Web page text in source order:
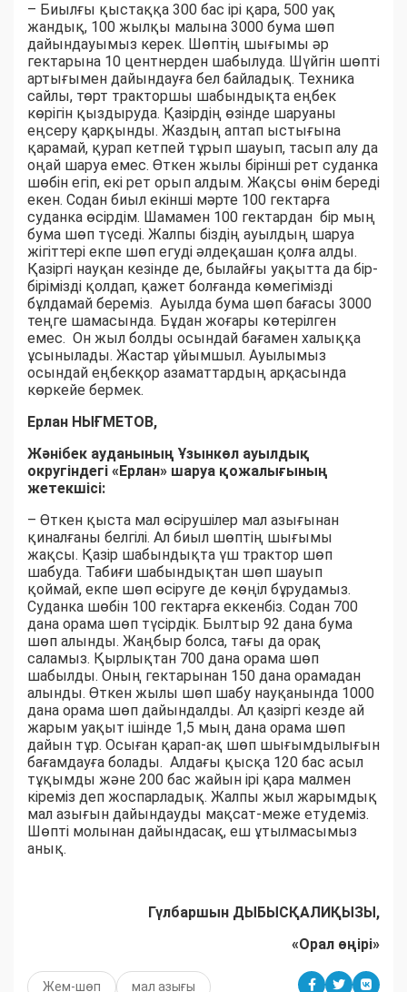
– Биылғы қыстаққа 300 бас ірі қара, 500 уақ
жандық, 100 жылқы малына 3000 бума шөп
дайындауымыз керек. Шөптің шығымы әр
гектарына 10 центнерден шабылуда. Шүйгін шөпті
артығымен дайындауға бел байладық. Техника
сайлы, төрт тракторшы шабындықта еңбек
көрігін қыздыруда. Қазірдің өзінде шаруаны
еңсеру қарқынды. Жаздың аптап ыстығына
қарамай, қурап кетпей тұрып шауып, тасып алу да
оңай шаруа емес. Өткен жылы бірінші рет суданка
шөбін егіп, екі рет орып алдым. Жақсы өнім береді
екен. Содан биыл екінші мәрте 100 гектарға
суданка өсірдім. Шамамен 100 гектардан бір мың
бума шөп түседі. Жалпы біздің ауылдың шаруа
жігіттері екпе шөп егуді әлдеқашан қолға алды.
Қазіргі науқан кезінде де, былайғы уақытта да бір-
бірімізді қолдап, қажет болғанда көмегімізді
бұлдамай береміз. Ауылда бума шөп бағасы 3000
теңге шамасында. Бұдан жоғары көтерілген
емес. Он жыл болды осындай бағамен халыққа
ұсынылады. Жастар ұйымшыл. Ауылымыз
осындай еңбекқор азаматтардың арқасында
көркейе бермек.
Ерлан НЫҒМЕТОВ,
Жәнібек ауданының Ұзынкөл ауылдық
округіндегі «Ерлан» шаруа қожалығының
жетекшісі:
– Өткен қыста мал өсірушілер мал азығынан
қиналғаны белгілі. Ал биыл шөптің шығымы
жақсы. Қазір шабындықта үш трактор шөп
шабуда. Табиғи шабындықтан шөп шауып
қоймай, екпе шөп өсіруге де көңіл бұрудамыз.
Суданка шөбін 100 гектарға еккенбіз. Содан 700
дана орама шөп түсірдік. Былтыр 92 дана бума
шөп алынды. Жаңбыр болса, тағы да орақ
саламыз. Қырлықтан 700 дана орама шөп
шабылды. Оның гектарынан 150 дана орамадан
алынды. Өткен жылы шөп шабу науқанында 1000
дана орама шөп дайындалды. Ал қазіргі кезде ай
жарым уақыт ішінде 1,5 мың дана орама шөп
дайын тұр. Осыған қарап-ақ шөп шығымдылығын
бағамдауға болады. Алдағы қысқа 120 бас асыл
тұқымды және 200 бас жайын ірі қара малмен
кіреміз деп жоспарладық. Жалпы жыл жарымдық
мал азығын дайындауды мақсат-меже етудеміз.
Шөпті молынан дайындасақ, еш ұтылмасымыз
анық.
Гүлбаршын ДЫБЫСҚАЛИҚЫЗЫ,
«Орал өңірі»
Жем-шөп мал азығы